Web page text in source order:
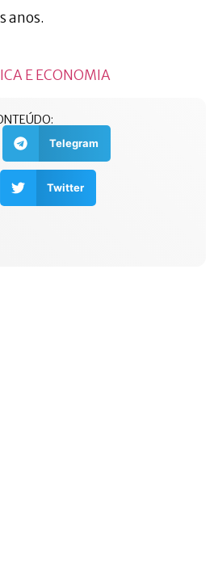
anos.
E ECONOMIA
Telegram
Twitter